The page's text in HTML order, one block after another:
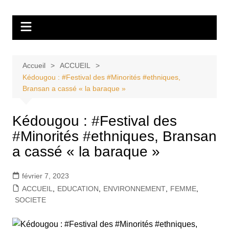
contenu
Tvdescollines
Accueil
ACCUEIL
Kédougou : #Festival des #Minorités #ethniques,
Bransan a cassé « la baraque »
Kédougou : #Festival des
#Minorités #ethniques, Bransan
a cassé « la baraque »
février 7, 2023
ACCUEIL
EDUCATION ENVIRONNEMENT, FEMME,
SOCIETE